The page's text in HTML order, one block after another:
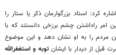
کرد: استاد بزرگوارمان ذکر یا ستار را
امر راداشتن چشم برزخی دانستند که با
مردم را به او نشان دهد و این موضوع
قبل از دیدار با ایشان توبه و استغفرالله